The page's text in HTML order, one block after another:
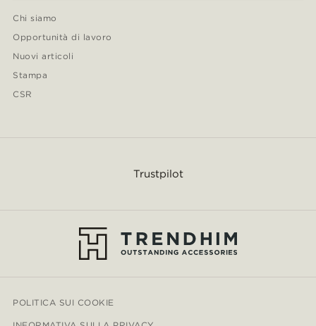
Chi siamo
Opportunità di lavoro
Nuovi articoli
Stampa
CSR
Trustpilot
POLITICA SUI COOKIE